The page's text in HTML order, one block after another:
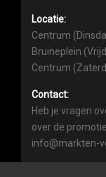
Locatie:
Centrum
Bruineplein
Centrum
Contact:
Heb je vragen
over de
info@markten-